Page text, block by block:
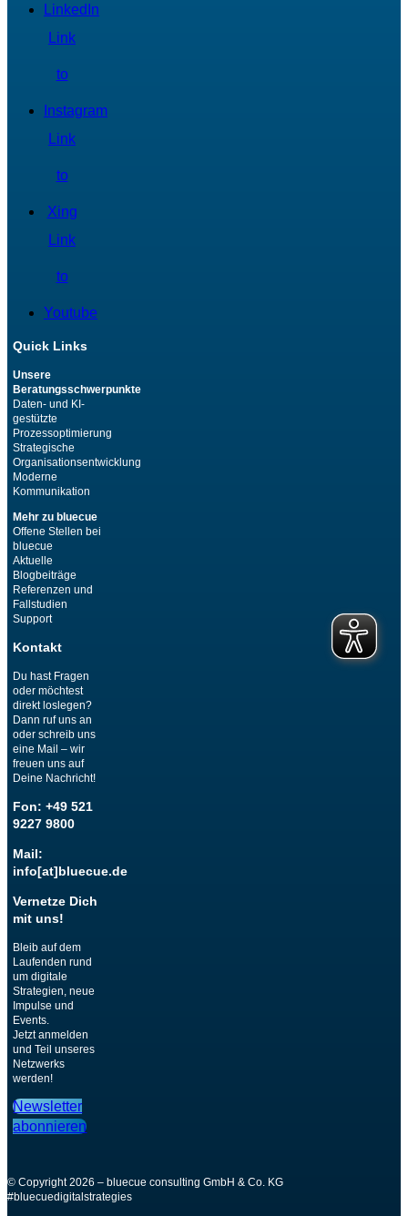
LinkedIn
Link
to
Instagram
Link
to
Xing
Link
to
Youtube
Quick Links
Unsere
Beratungsschwerpunkte
Daten- und KI-
gestützte
Prozessoptimierung
Strategische
Organisationsentwicklung
Moderne
Kommunikation
Mehr zu bluecue
Offene Stellen bei
bluecue
Aktuelle
Blogbeiträge
Referenzen und
Fallstudien
Support
Kontakt
Du hast Fragen
oder möchtest
direkt loslegen?
Dann ruf uns an
oder schreib uns
eine Mail – wir
freuen uns auf
Deine Nachricht!
Fon: +49 521
9227 9800
Mail:
info[at]bluecue.de
Vernetze Dich
mit uns!
Bleib auf dem
Laufenden rund
um digitale
Strategien, neue
Impulse und
Events.
Jetzt anmelden
und Teil unseres
Netzwerks
werden!
Newsletter
abonnieren
© Copyright 2026 – bluecue consulting GmbH & Co. KG
#bluecuedigitalstrategies